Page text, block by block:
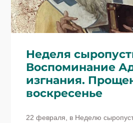
Неделя
Воспоминание
изгнания.
воскресенье
22 февраля, в Неделю